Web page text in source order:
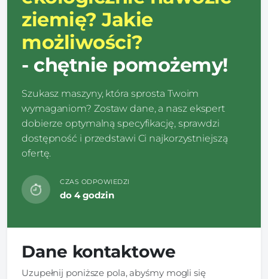
ziemię? Jakie
możliwości?
- chętnie pomożemy!
Szukasz maszyny, która sprosta Twoim
wymaganiom? Zostaw dane, a nasz ekspert
dobierze optymalną specyfikację, sprawdzi
dostępność i przedstawi Ci najkorzystniejszą
ofertę.
CZAS ODPOWIEDZI
do 4 godzin
Dane kontaktowe
Uzupełnij poniższe pola, abyśmy mogli się